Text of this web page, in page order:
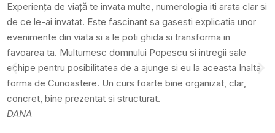
Experiența de viață te invata multe, numerologia iti arata clar si
de ce le-ai invatat. Este fascinant sa gasesti explicatia unor
evenimente din viata si a le poti ghida si transforma in
favoarea ta. Multumesc domnului Popescu si intregii sale
echipe pentru posibilitatea de a ajunge si eu la aceasta Inalta
forma de Cunoastere. Un curs foarte bine organizat, clar,
concret, bine prezentat si structurat.
DANA